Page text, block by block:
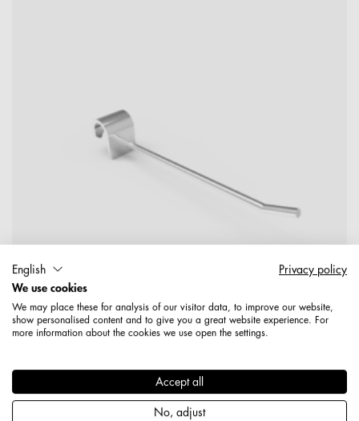
Einzelhaken 4,80mm x 150 mm mit Aufsteckplatte für
FO-Rohr, ungelocht verchromt
English
Privacy policy
We use cookies
We may place these for analysis of our visitor data, to improve our website,
show personalised content and to give you a great website experience. For
more information about the cookies we use open the settings.
Accept all
No, adjust